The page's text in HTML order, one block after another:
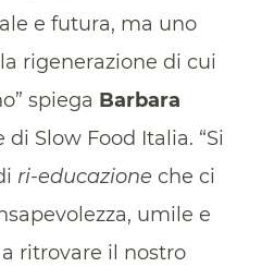
e futura, ma uno
rigenerazione di cui
spiega Barbara
di Slow Food Italia. “Si
ri-educazione che ci
umile e
ritrovare il nostro